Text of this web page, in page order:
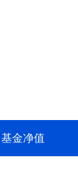
基金净值